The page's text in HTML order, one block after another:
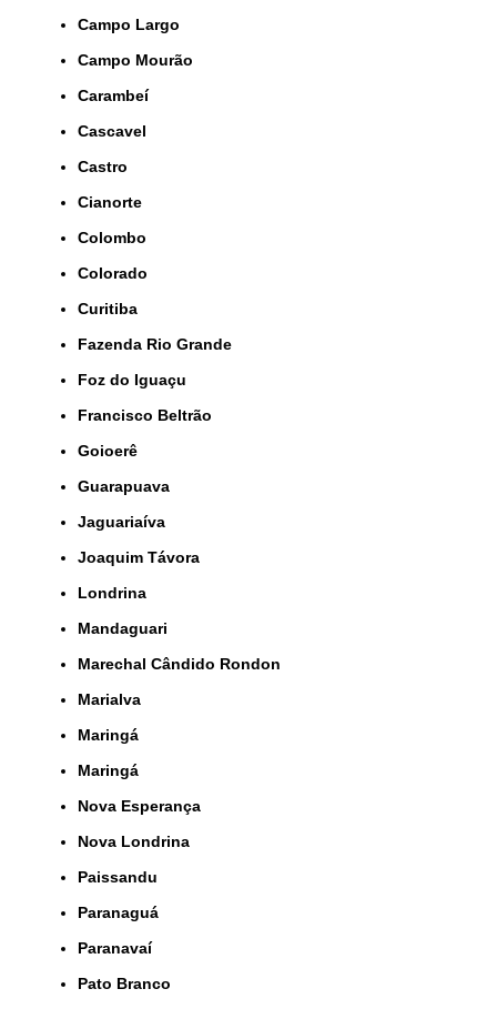
Campo Largo
Campo Mourão
Carambeí
Cascavel
Castro
Cianorte
Colombo
Colorado
Curitiba
Fazenda Rio Grande
Foz do Iguaçu
Francisco Beltrão
Goioerê
Guarapuava
Jaguariaíva
Joaquim Távora
Londrina
Mandaguari
Marechal Cândido Rondon
Marialva
Maringá
Maringá
Nova Esperança
Nova Londrina
Paissandu
Paranaguá
Paranavaí
Pato Branco